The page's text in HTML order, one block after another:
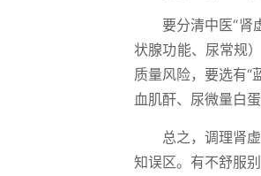
要分清中医“肾
状腺功能、尿常规
质量风险，要选有“
血肌酐、尿微量白
总之，调理肾
知误区。有不舒服